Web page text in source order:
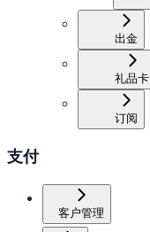
出金
礼品卡
订阅
支付
客户管理